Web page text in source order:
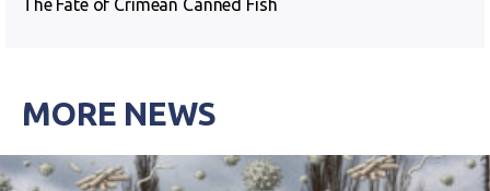
The Fate of Crimean Canned Fish
MORE NEWS